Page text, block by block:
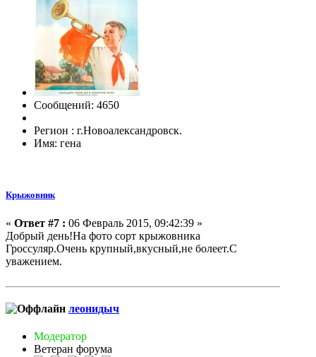
Сообщений: 4650
Регион : г.Новоалександровск.
Имя: гена
Крыжовник
« Ответ #7 : 06 Февраль 2015, 09:42:39 »
Добрый день!На фото сорт крыжовника
Гроссуляр.Очень крупный,вкусный,не болеет.С
уважением.
леонидыч
Модератор
Ветеран форума